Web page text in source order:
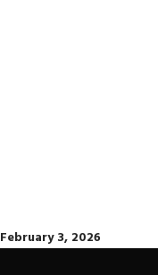
February 3, 2026